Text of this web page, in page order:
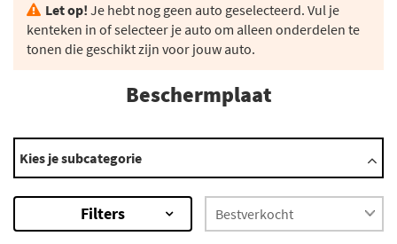
Let op! Je hebt nog geen auto geselecteerd. Vul je
kenteken in of selecteer je auto om alleen onderdelen te
tonen die geschikt zijn voor jouw auto.
Beschermplaat
Automerken
Abarth
Audi
Chevrolet
Kies je subcategorie
Filters